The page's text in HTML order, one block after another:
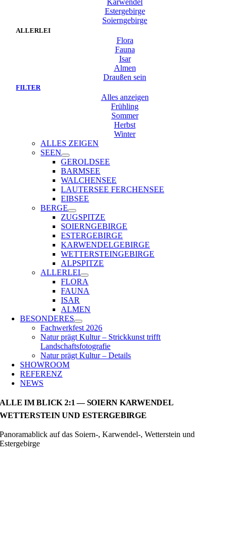
Karwendel
Estergebirge
Soierngebirge
ALLERLEI
Flora
Fauna
Isar
Almen
Draußen sein
FILTER
Alles anzeigen
Frühling
Sommer
Herbst
Winter
ALLES ZEIGEN
SEEN
GEROLDSEE
BARMSEE
WALCHENSEE
LAUTERSEE FERCHENSEE
EIBSEE
BERGE
ZUGSPITZE
SOIERNGEBIRGE
ESTERGEBIRGE
KARWENDELGEBIRGE
WETTERSTEINGEBIRGE
ALPSPITZE
ALLERLEI
FLORA
FAUNA
ISAR
ALMEN
BESONDERES
Fachwerkfest 2026
Natur prägt Kultur – Strickkunst trifft
Landschaftsfotografie
Natur prägt Kultur – Details
SHOWROOM
REFERENZ
NEWS
ALLE IM BLICK 2:1 — SOIERN KARWENDEL
WETTERSTEIN UND ESTERGEBIRGE
Panoramablick auf das Soiern-, Karwendel-, Wetterstein und
Estergebirge